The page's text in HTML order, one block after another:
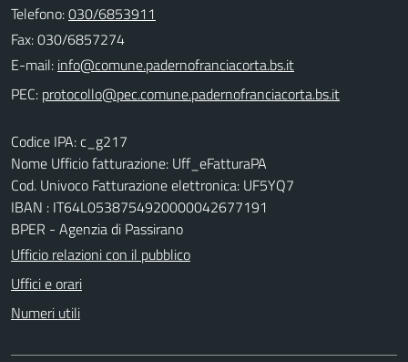
Telefono:030/6853911
Fax: 030/6857274
E-mail:
PEC:
Codice IPA: c_g217
Nome Ufficio fatturazione: Uff_eFatturaPA
Cod. Univoco Fatturazione elettronica: UF5YQ7
IBAN : IT64L0538754920000042677191
BPER - Agenzia di Passirano
Ufficio relazioni con il pubblico
Uffici e orari
Numeri utili